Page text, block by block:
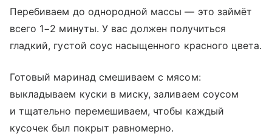
Перебиваем до однородной массы — это займёт
всего 1−2 минуты. У вас должен получиться
гладкий, густой соус насыщенного красного цвета.
Готовый маринад смешиваем с мясом:
выкладываем куски в миску, заливаем соусом
и тщательно перемешиваем, чтобы каждый
кусочек был покрыт равномерно.